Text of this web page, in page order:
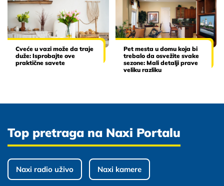
Cveće u vazi može da traje
duže: Isprobajte ove
praktične savete
Pet mesta u domu koja bi
trebalo da osvežite svake
sezone: Mali detalji prave
veliku razliku
Top pretraga na Naxi Portalu
Naxi radio uživo Naxi kamere